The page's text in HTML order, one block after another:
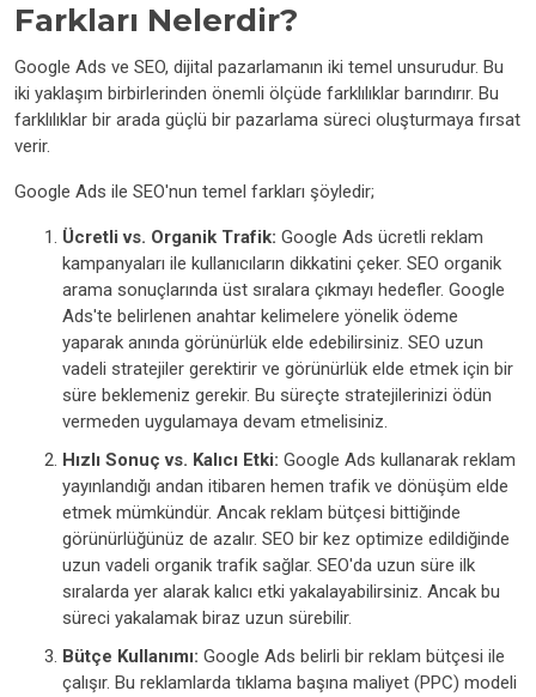
Farkları Nelerdir?
Google Ads ve SEO, dijital pazarlamanın iki temel unsurudur. Bu
iki yaklaşım birbirlerinden önemli ölçüde farklılıklar barındırır. Bu
farklılıklar bir arada güçlü bir pazarlama süreci oluşturmaya fırsat
verir.
Google Ads ile SEO'nun temel farkları şöyledir;
Ücretli vs. Organik Trafik: Google Ads ücretli reklam
kampanyaları ile kullanıcıların dikkatini çeker. SEO organik
arama sonuçlarında üst sıralara çıkmayı hedefler. Google
Ads'te belirlenen anahtar kelimelere yönelik ödeme
yaparak anında görünürlük elde edebilirsiniz. SEO uzun
vadeli stratejiler gerektirir ve görünürlük elde etmek için bir
süre beklemeniz gerekir. Bu süreçte stratejilerinizi ödün
vermeden uygulamaya devam etmelisiniz.
Hızlı Sonuç vs. Kalıcı Etki: Google Ads kullanarak reklam
yayınlandığı andan itibaren hemen trafik ve dönüşüm elde
etmek mümkündür. Ancak reklam bütçesi bittiğinde
görünürlüğünüz de azalır. SEO bir kez optimize edildiğinde
uzun vadeli organik trafik sağlar. SEO'da uzun süre ilk
sıralarda yer alarak kalıcı etki yakalayabilirsiniz. Ancak bu
süreci yakalamak biraz uzun sürebilir.
Bütçe Kullanımı: Google Ads belirli bir reklam bütçesi ile
çalışır. Bu reklamlarda tıklama başına maliyet (PPC) modeli